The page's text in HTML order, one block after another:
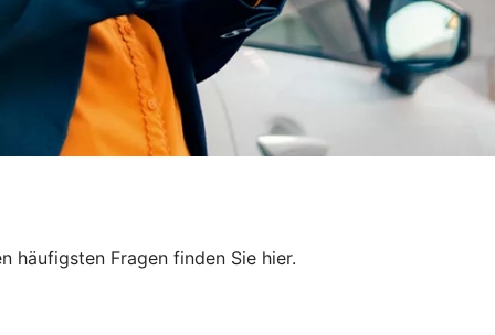
häufigsten Fragen finden Sie hier.